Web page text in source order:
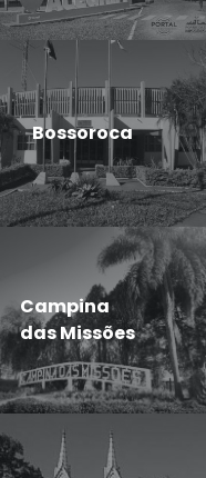
Bossoroca
Campina
das Missões